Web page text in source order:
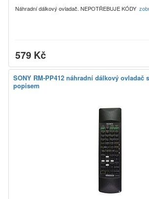
Náhradní dálkový ovladač. NEPOTŘEBUJE KÓDY
579 Kč
SONY RM-PP412 náhradní dálkový ovladač
popisem